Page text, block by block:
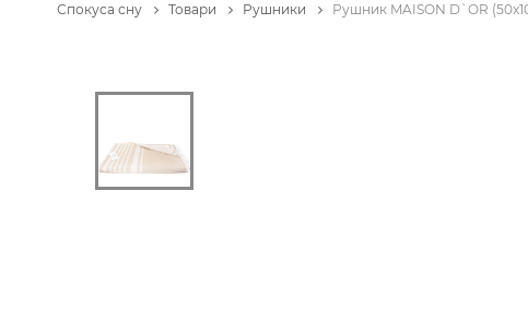
Спокуса сну Товари Рушники Рушник MAISON D`OR